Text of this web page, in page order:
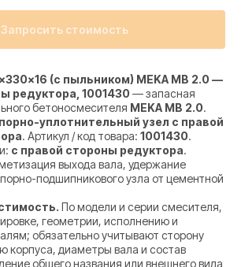
Запросить стоимость
(с пыльником) MEKA MB 2.0 —
редуктора, 1001430 — запасная
бетоносмесителя MEKA MB 2.0.
уплотнительный узел с правой
. Артикул / код товара: 1001430.
с правой стороны редуктора.
выхода вала, удержание
подшипникового узла от цементной
По модели и серии смесителя,
геометрии, исполнению и
обязательно учитывают сторону
корпуса, диаметры вала и состав
общего названия или внешнего вида